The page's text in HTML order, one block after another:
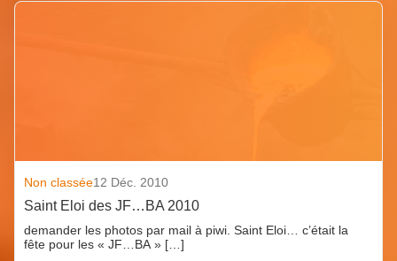
Non classée12 Déc. 2010
Saint Eloi des JF…BA 2010
demander les photos par mail à piwi. Saint Eloi… c’était la
fête pour les « JF…BA » […]